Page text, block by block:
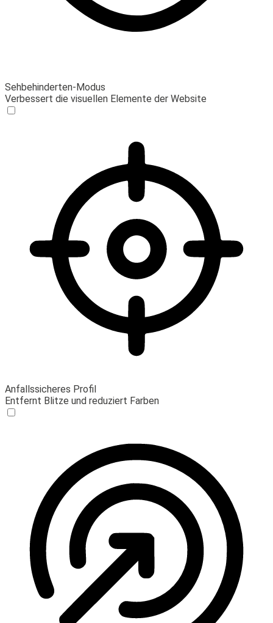
Sehbehinderten-Modus
Verbessert die visuellen Elemente der Website
Anfallssicheres Profil
Entfernt Blitze und reduziert Farben